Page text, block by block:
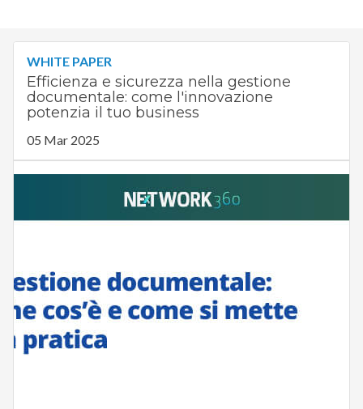
WHITE PAPER
Efficienza e sicurezza nella gestione
documentale: come l'innovazione
potenzia il tuo business
05 Mar 2025